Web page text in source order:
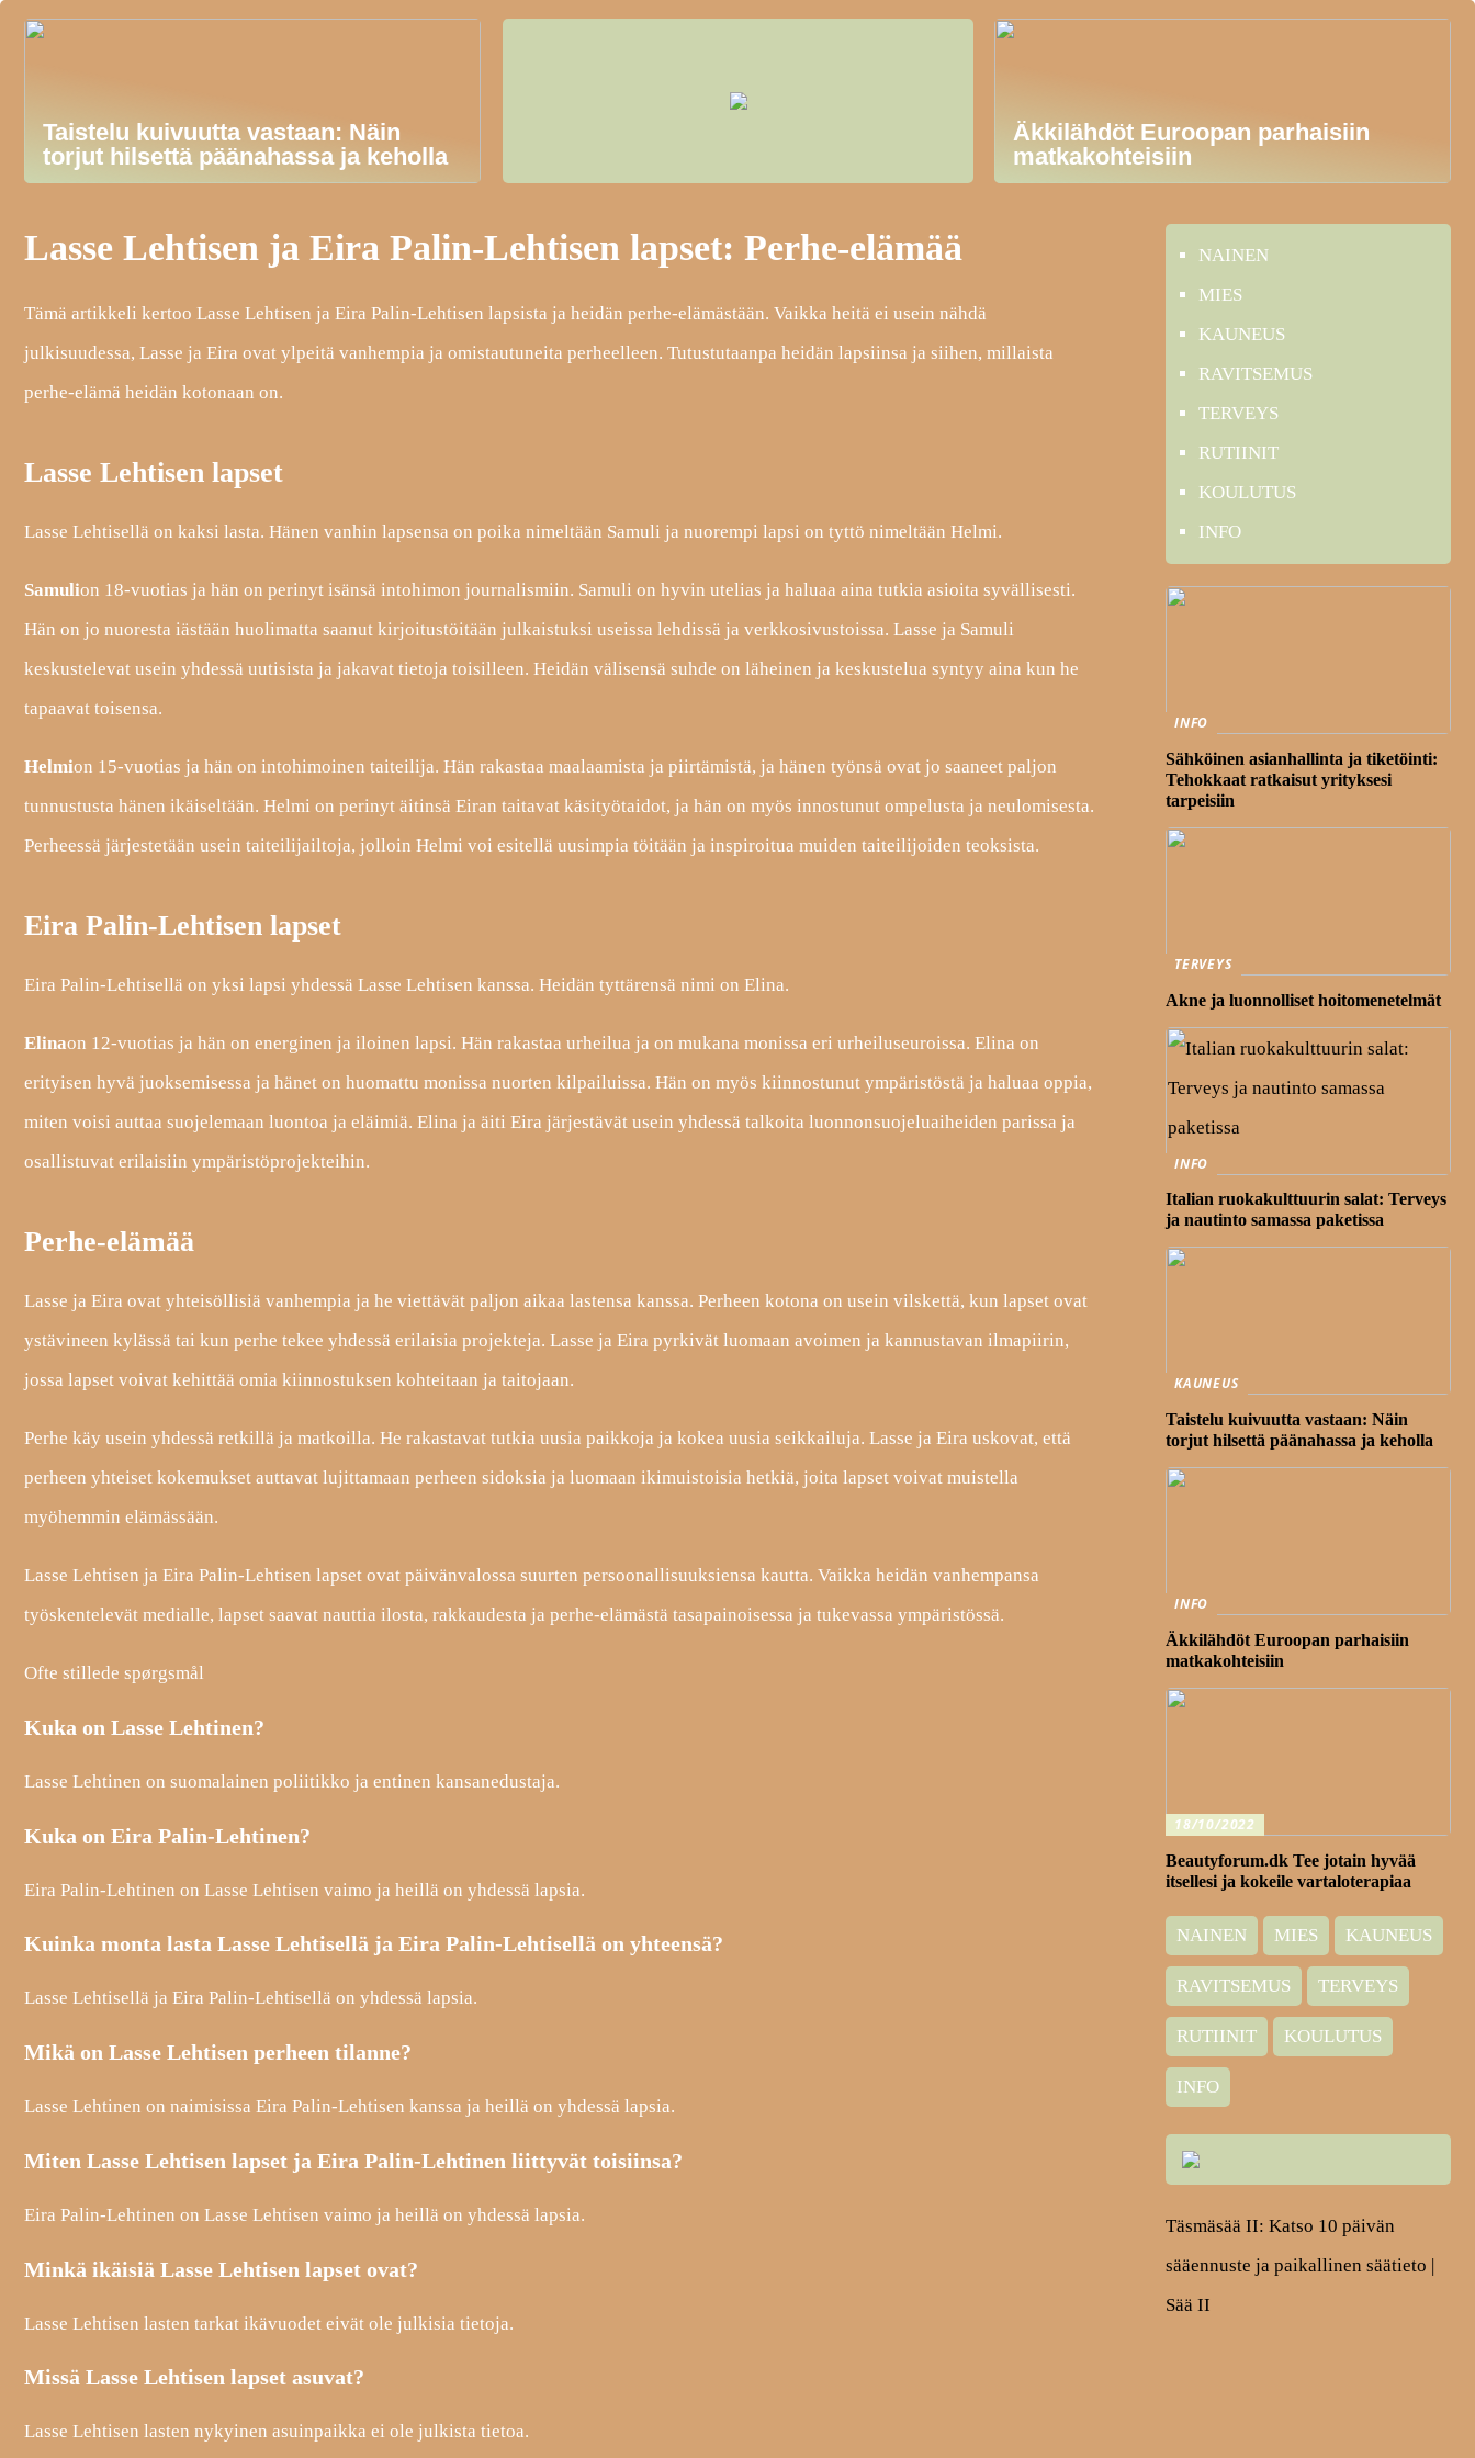
Taistelu kuivuutta vastaan: Näin
torjut hilsettä päänahassa ja keholla
Äkkilähdöt Euroopan parhaisiin
matkakohteisiin
Lasse Lehtisen ja Eira Palin-Lehtisen lapset: Perhe-elämää
Tämä artikkeli kertoo Lasse Lehtisen ja Eira Palin-Lehtisen lapsista ja heidän perhe-elämästään. Vaikka heitä ei usein nähdä
julkisuudessa, Lasse ja Eira ovat ylpeitä vanhempia ja omistautuneita perheelleen. Tutustutaanpa heidän lapsiinsa ja siihen, millaista
perhe-elämä heidän kotonaan on.
Lasse Lehtisen lapset
Lasse Lehtisellä on kaksi lasta. Hänen vanhin lapsensa on poika nimeltään Samuli ja nuorempi lapsi on tyttö nimeltään Helmi.
Samulion 18-vuotias ja hän on perinyt isänsä intohimon journalismiin. Samuli on hyvin utelias ja haluaa aina tutkia asioita syvällisesti.
Hän on jo nuoresta iästään huolimatta saanut kirjoitustöitään julkaistuksi useissa lehdissä ja verkkosivustoissa. Lasse ja Samuli
keskustelevat usein yhdessä uutisista ja jakavat tietoja toisilleen. Heidän välisensä suhde on läheinen ja keskustelua syntyy aina kun he
tapaavat toisensa.
Helmion 15-vuotias ja hän on intohimoinen taiteilija. Hän rakastaa maalaamista ja piirtämistä, ja hänen työnsä ovat jo saaneet paljon
tunnustusta hänen ikäiseltään. Helmi on perinyt äitinsä Eiran taitavat käsityötaidot, ja hän on myös innostunut ompelusta ja neulomisesta.
Perheessä järjestetään usein taiteilijailtoja, jolloin Helmi voi esitellä uusimpia töitään ja inspiroitua muiden taiteilijoiden teoksista.
Eira Palin-Lehtisen lapset
Eira Palin-Lehtisellä on yksi lapsi yhdessä Lasse Lehtisen kanssa. Heidän tyttärensä nimi on Elina.
Elinaon 12-vuotias ja hän on energinen ja iloinen lapsi. Hän rakastaa urheilua ja on mukana monissa eri urheiluseuroissa. Elina on
erityisen hyvä juoksemisessa ja hänet on huomattu monissa nuorten kilpailuissa. Hän on myös kiinnostunut ympäristöstä ja haluaa oppia,
miten voisi auttaa suojelemaan luontoa ja eläimiä. Elina ja äiti Eira järjestävät usein yhdessä talkoita luonnonsuojeluaiheiden parissa ja
osallistuvat erilaisiin ympäristöprojekteihin.
Perhe-elämää
Lasse ja Eira ovat yhteisöllisiä vanhempia ja he viettävät paljon aikaa lastensa kanssa. Perheen kotona on usein vilskettä, kun lapset ovat
ystävineen kylässä tai kun perhe tekee yhdessä erilaisia projekteja. Lasse ja Eira pyrkivät luomaan avoimen ja kannustavan ilmapiirin,
jossa lapset voivat kehittää omia kiinnostuksen kohteitaan ja taitojaan.
Perhe käy usein yhdessä retkillä ja matkoilla. He rakastavat tutkia uusia paikkoja ja kokea uusia seikkailuja. Lasse ja Eira uskovat, että
perheen yhteiset kokemukset auttavat lujittamaan perheen sidoksia ja luomaan ikimuistoisia hetkiä, joita lapset voivat muistella
myöhemmin elämässään.
Lasse Lehtisen ja Eira Palin-Lehtisen lapset ovat päivänvalossa suurten persoonallisuuksiensa kautta. Vaikka heidän vanhempansa
työskentelevät medialle, lapset saavat nauttia ilosta, rakkaudesta ja perhe-elämästä tasapainoisessa ja tukevassa ympäristössä.
Ofte stillede spørgsmål
Kuka on Lasse Lehtinen?
Lasse Lehtinen on suomalainen poliitikko ja entinen kansanedustaja.
Kuka on Eira Palin-Lehtinen?
Eira Palin-Lehtinen on Lasse Lehtisen vaimo ja heillä on yhdessä lapsia.
Kuinka monta lasta Lasse Lehtisellä ja Eira Palin-Lehtisellä on yhteensä?
Lasse Lehtisellä ja Eira Palin-Lehtisellä on yhdessä lapsia.
Mikä on Lasse Lehtisen perheen tilanne?
Lasse Lehtinen on naimisissa Eira Palin-Lehtisen kanssa ja heillä on yhdessä lapsia.
Miten Lasse Lehtisen lapset ja Eira Palin-Lehtinen liittyvät toisiinsa?
Eira Palin-Lehtinen on Lasse Lehtisen vaimo ja heillä on yhdessä lapsia.
Minkä ikäisiä Lasse Lehtisen lapset ovat?
Lasse Lehtisen lasten tarkat ikävuodet eivät ole julkisia tietoja.
Missä Lasse Lehtisen lapset asuvat?
Lasse Lehtisen lasten nykyinen asuinpaikka ei ole julkista tietoa.
NAINEN
MIES
KAUNEUS
RAVITSEMUS
TERVEYS
RUTIINIT
KOULUTUS
INFO
INFO
Sähköinen asianhallinta ja tiketöinti:
Tehokkaat ratkaisut yrityksesi
tarpeisiin
TERVEYS
Akne ja luonnolliset hoitomenetelmät
INFO
Italian ruokakulttuurin salat: Terveys
ja nautinto samassa paketissa
KAUNEUS
Taistelu kuivuutta vastaan: Näin
torjut hilsettä päänahassa ja keholla
INFO
Äkkilähdöt Euroopan parhaisiin
matkakohteisiin
18/10/2022
Beautyforum.dk Tee jotain hyvää
itsellesi ja kokeile vartaloterapiaa
NAINEN MIES KAUNEUS
RAVITSEMUS TERVEYS
RUTIINIT KOULUTUS
INFO
Täsmäsää II: Katso 10 päivän
sääennuste ja paikallinen säätieto |
Sää II